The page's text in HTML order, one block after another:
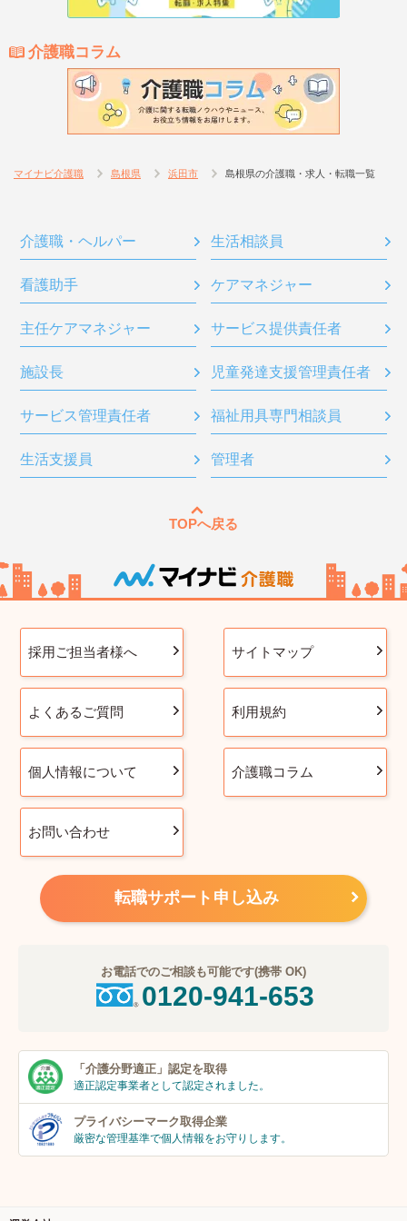
介護職コラム
マイナビ介護職 島根県 浜田市 島根県の介護職・求人・転職一覧
介護職・ヘルパー 生活相談員
看護助手 ケアマネジャー
主任ケアマネジャー サービス提供責任者
施設長 児童発達支援管理責任者
サービス管理責任者 福祉用具専門相談員
生活支援員 管理者
TOPへ戻る
採用ご担当者様へ サイトマップ
よくあるご質問 利用規約
個人情報について 介護職コラム
お問い合わせ
転職サポート申し込み
お電話でのご相談も可能です(携帯 OK)
0120-941-653
「介護分野適正」 認定を取得
適正認定事業者として認定されました。
プライバシーマーク取得企業
厳密な管理基準で個人情報をお守りします。